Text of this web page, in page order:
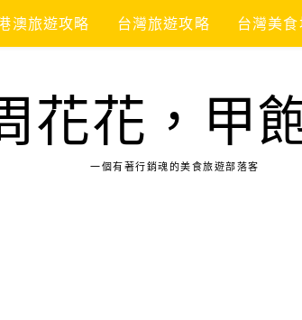
澳旅遊攻略 台灣旅遊攻略 台灣美食
花花，甲
一個有著行銷魂的美食旅遊部落客